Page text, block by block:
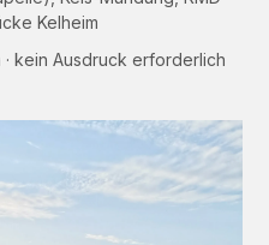
Kelheim
· kein Ausdruck erforderlich